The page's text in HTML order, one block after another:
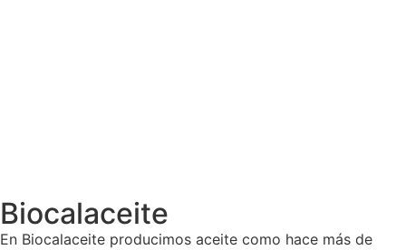
Biocalaceite
En Biocalaceite producimos aceite como hace más de